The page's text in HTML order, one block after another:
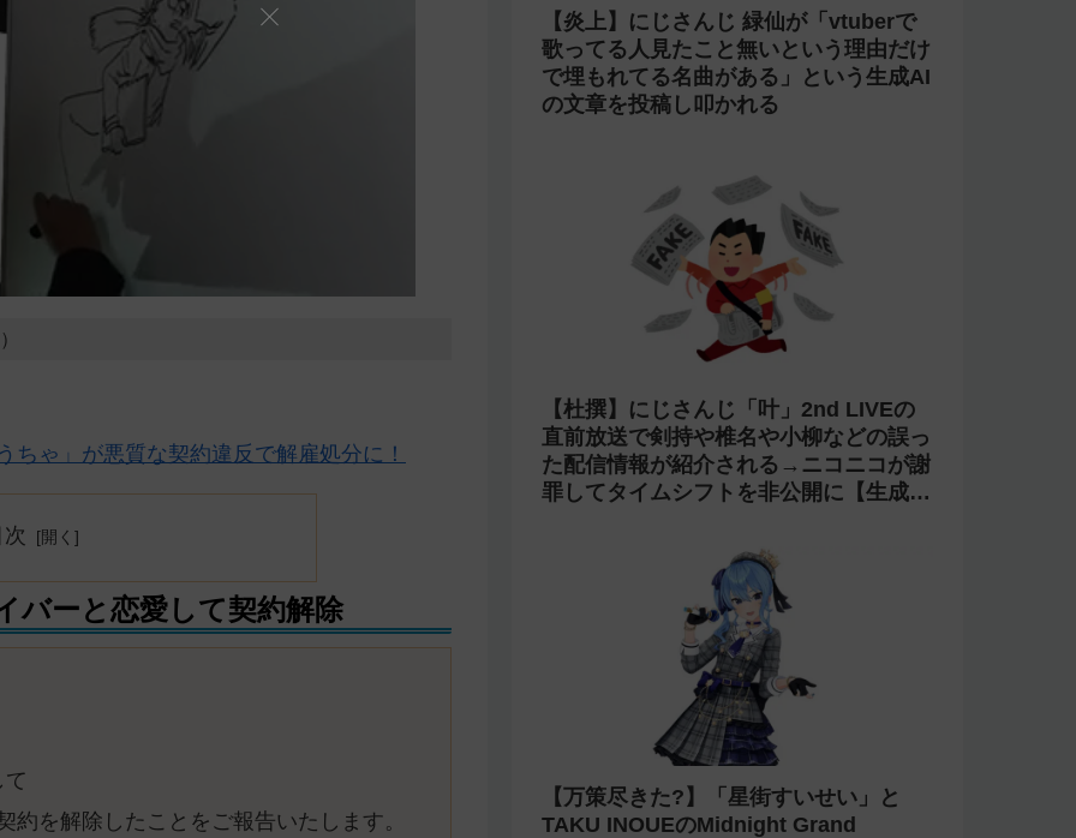
ゃ」が悪質な契約違反で解雇処分に！
バーと恋愛して契約解除
を解除したことをご報告いたします。
【炎上】にじさんじ 緑仙が「vtuberで
歌ってる人見たこと無いという理由だけ
で埋もれてる名曲がある」という生成AI
の文章を投稿し叩かれる
【杜撰】にじさんじ「叶」2nd LIVEの
直前放送で剣持や椎名や小柳などの誤っ
た配信情報が紹介される→ニコニコが謝
罪してタイムシフトを非公開に【生成
【万策尽きた?】「星街すいせい」と
TAKU INOUEのMidnight Grand